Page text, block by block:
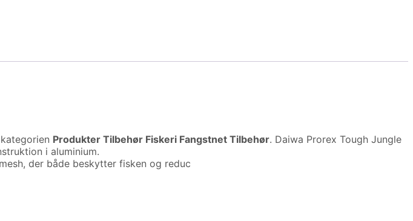
Produkter Tilbehør Fiskeri Fangstnet Tilbehør. Daiwa Prorex Tough Jungle
i aluminium.
der både beskytter fisken og reduc